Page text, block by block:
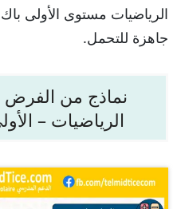
جاهزة للتحمل.
الرياضيات –